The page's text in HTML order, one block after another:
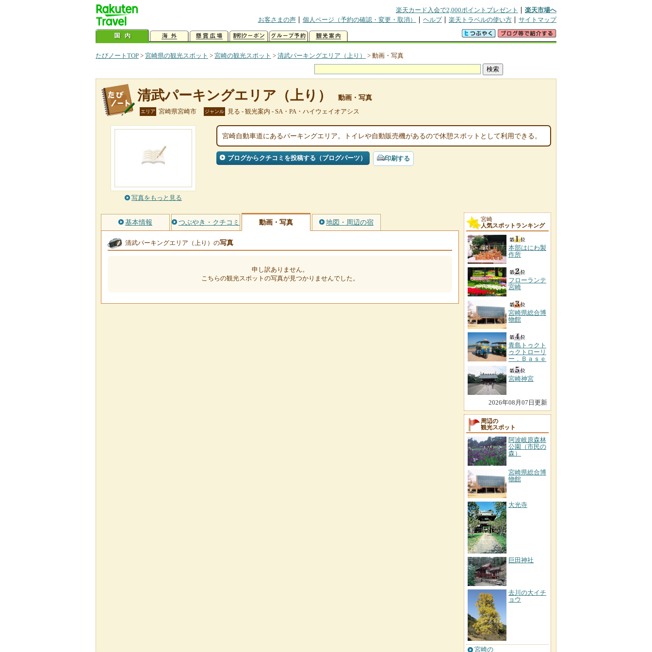
楽天カード入会で2,000ポイントプレゼント
楽天市場へ
お客さまの声
個人ページ（予約の確認・変更・取消） ヘルプ 楽天トラベルの使い方 サイトマップ
たびノートTOP > 宮崎県の観光スポット > 宮崎の観光スポット > 清武パーキングエリア（上り） > 動画・写真
清武パーキングエリア（上り） 動画・写真
エリア 宮崎県宮崎市 ジャンル 見る - 観光案内 - SA・PA・ハイウェイオアシス
写真をもっと見る
宮崎自動車道にあるパーキングエリア。トイレや自動販売機があるので休憩スポットとして利用できる。
ブログからクチコミを投稿する（ブログパーツ） 印刷する
基本情報 つぶやき・クチコミ 動画・写真 地図・周辺の宿
清武パーキングエリア（上り）の写真
申し訳ありません。
こちらの観光スポットの写真が見つかりませんでした。
宮崎
人気スポットランキング
本部はにわ製
作所
フローランテ
宮崎
宮崎県総合博
物館
青島トゥクト
ゥクトローリ
ー．Ｂａｓｅ
宮崎神宮
2026年08月07日更新
周辺の
観光スポット
阿波岐原森林
公園（市民の
森）
宮崎県総合博
物館
大光寺
巨田神社
去川の大イチ
ョウ
宮崎の